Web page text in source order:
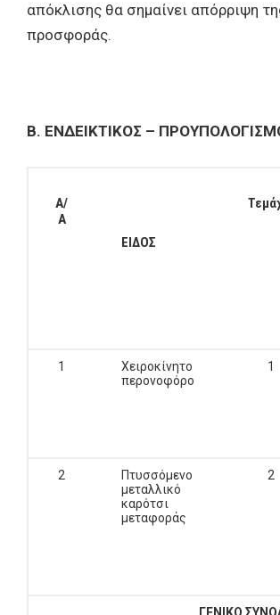
απόκλισης θα σημαίνει απόρριψη
προσφοράς.
Β. ΕΝΔΕΙΚΤΙΚΟΣ –
Α/
Α
ΕΙΔΟΣ
1
Χειροκίνητο
περονοφόρο
1
2
Πτυσσόμενο
μεταλλικό
καρότσι
μεταφοράς
2